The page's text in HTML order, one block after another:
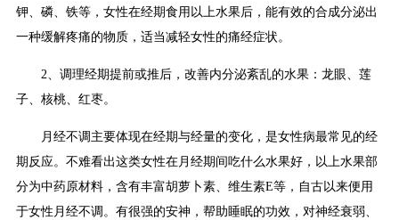
钾、磷、铁等，女性在经期食用以上水果后，能有效的合成分泌出
一种缓解疼痛的物质，适当减轻女性的痛经症状。
2、调理经期提前或推后，改善内分泌紊乱的水果：龙眼、莲
子、核桃、红枣。
月经不调主要体现在经期与经量的变化，是女性病最常见的经
期反应。不难看出这类女性在月经期间吃什么水果好，以上水果部
分为中药原材料，含有丰富胡萝卜素、维生素E等，自古以来便用
于女性月经不调。有很强的安神，帮助睡眠的功效，对神经衰弱、